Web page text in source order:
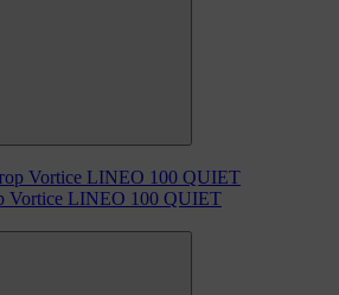
Vortice LINEO 100 QUIET